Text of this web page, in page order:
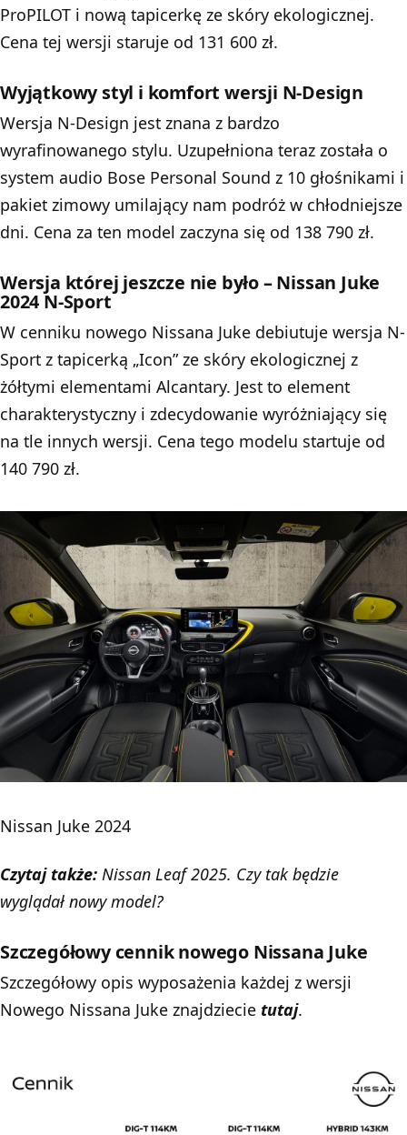
ProPILOT i nową tapicerkę ze skóry ekologicznej.
Cena tej wersji staruje od 131 600 zł.
Wyjątkowy styl i komfort wersji N-Design
Wersja N-Design jest znana z bardzo
wyrafinowanego stylu. Uzupełniona teraz została o
system audio Bose Personal Sound z 10 głośnikami i
pakiet zimowy umilający nam podróż w chłodniejsze
dni. Cena za ten model zaczyna się od 138 790 zł.
Wersja której jeszcze nie było – Nissan Juke
2024 N-Sport
W cenniku nowego Nissana Juke debiutuje wersja N-
Sport z tapicerką „Icon” ze skóry ekologicznej z
żółtymi elementami Alcantary. Jest to element
charakterystyczny i zdecydowanie wyróżniający się
na tle innych wersji. Cena tego modelu startuje od
140 790 zł.
Nissan Juke 2024
Czytaj także: Nissan Leaf 2025. Czy tak będzie
wyglądał nowy model?
Szczegółowy cennik nowego Nissana Juke
Szczegółowy opis wyposażenia każdej z wersji
Nowego Nissana Juke znajdziecie tutaj.